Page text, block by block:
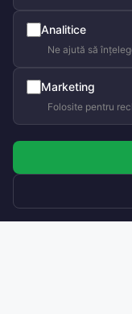
Analitice
Ne ajută să
Marketing
Folosite pentru